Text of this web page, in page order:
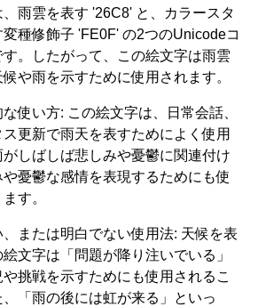
雨雲を表す '26C8' と、カラースタ
種修飾子 'FE0F' の2つのUnicodeコ
。したがって、この絵文字は雨雲
や雨を示すために使用されます。
使い方: この絵文字は、日常会話、
更新で雨天を表すためによく使用
しばしば悲しみや憂鬱に関連付け
憂鬱な感情を表現するためにも使
す。
または明白でない使用法: 天候を表
文字は「問題が降り注いでいる」
挑戦を示すためにも使用されるこ
「雨の後には虹が来る」といっ